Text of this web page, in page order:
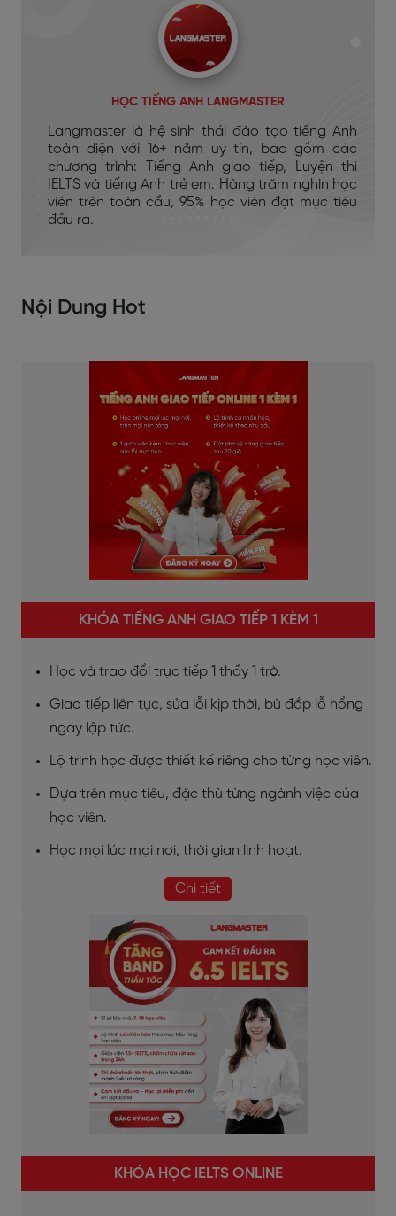
HỌC TIẾNG ANH LANGMASTER
Langmaster là hệ sinh thái đào tạo tiếng Anh
toàn diện với 16+ năm uy tín, bao gồm các
chương trình: Tiếng Anh giao tiếp, Luyện thi
IELTS và tiếng Anh trẻ em. Hàng trăm nghìn học
viên trên toàn cầu, 95% học viên đạt mục tiêu
đầu ra.
Nội Dung Hot
KHÓA TIẾNG ANH GIAO TIẾP 1 KÈM 1
Học và trao đổi trực tiếp 1 thầy 1 trò.
Giao tiếp liên tục, sửa lỗi kịp thời, bù đắp lỗ hổng
ngay lập tức.
Lộ trình học được thiết kế riêng cho từng học viên.
Dựa trên mục tiêu, đặc thù từng ngành việc của
học viên.
Học mọi lúc mọi nơi, thời gian linh hoạt.
Chi tiết
KHÓA HỌC IELTS ONLINE